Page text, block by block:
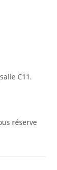
C11.
réserve